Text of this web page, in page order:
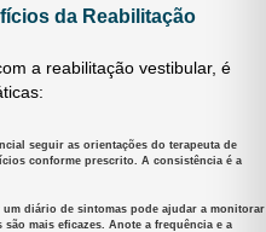
da Reabilitação
a reabilitação vestibular, é
seguir as orientações do terapeuta de
conforme prescrito. A consistência é a
um diário de sintomas pode ajudar a monitorar
mais eficazes. Anote a frequência e a